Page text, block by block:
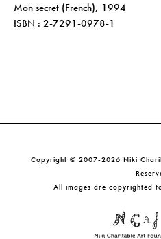
Mon secret (French), 1994
ISBN : 2-7291-0978-1
Copyright © 2007-2026 Niki
All images are copyrighted